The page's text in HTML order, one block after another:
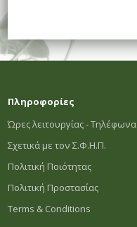
Πληροφορίες
Ώρες λειτουργίας - Τηλέφωνα
Σχετικά με τον Σ.Φ.Η.Π.
Πολιτική Ποιότητας
Πολιτική Προστασίας
Terms & Conditions